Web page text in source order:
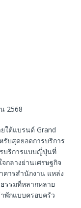
2568
ใต้แบรนด์ Grand
รับสุดยอดการบริการ
รบริการแบบญี่ปุ่นที่
กลางย่านเศรษฐกิจ
คารสำนักงาน แหล่ง
รรมที่หลากหลาย
พักแบบครอบครัว